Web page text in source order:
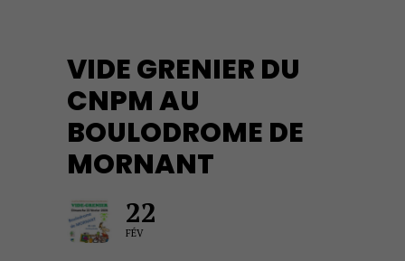
VIDE GRENIER DU
CNPM AU
BOULODROME DE
MORNANT
22
FÉV